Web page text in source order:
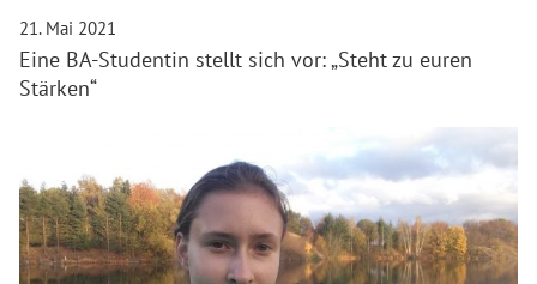
21. Mai 2021
Eine BA-Studentin stellt sich vor: „Steht zu euren
Stärken“